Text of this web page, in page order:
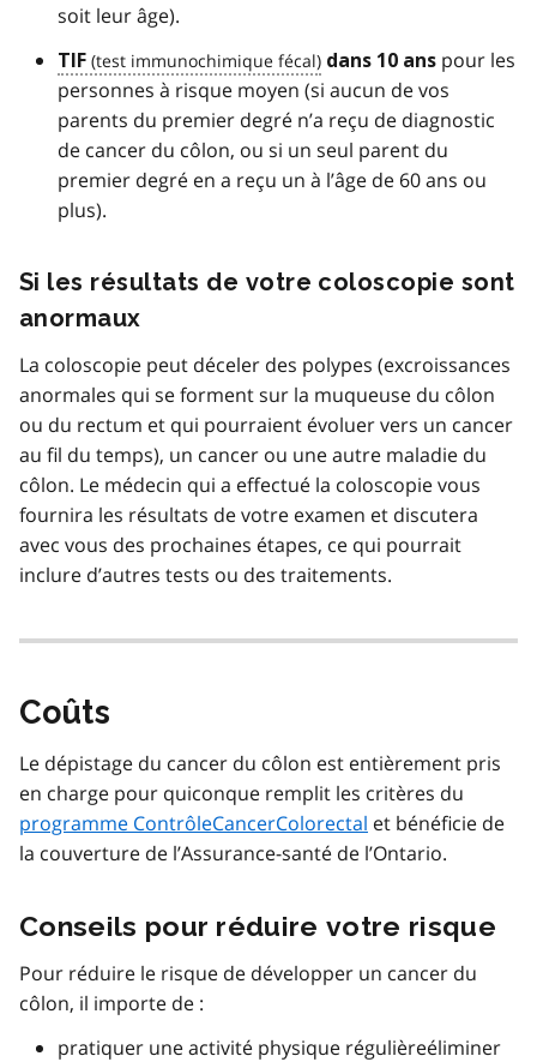
soit leur âge).
TIF dans 10 ans pour les
personnes à risque moyen (si aucun de vos
parents du premier degré n’a reçu de diagnostic
de cancer du côlon, ou si un seul parent du
premier degré en a reçu un à l’âge de 60 ans ou
plus).
Si les résultats de votre coloscopie sont
anormaux
La coloscopie peut déceler des polypes (excroissances
anormales qui se forment sur la muqueuse du côlon
ou du rectum et qui pourraient évoluer vers un cancer
au fil du temps), un cancer ou une autre maladie du
côlon. Le médecin qui a effectué la coloscopie vous
fournira les résultats de votre examen et discutera
avec vous des prochaines étapes, ce qui pourrait
inclure d’autres tests ou des traitements.
Coûts
Le dépistage du cancer du côlon est entièrement pris
en charge pour quiconque remplit les critères du
programme ContrôleCancerColorectal et bénéficie de
la couverture de l’Assurance-santé de l’Ontario.
Conseils pour réduire votre risque
Pour réduire le risque de développer un cancer du
côlon, il importe de :
pratiquer une activité physique régulièreéliminer